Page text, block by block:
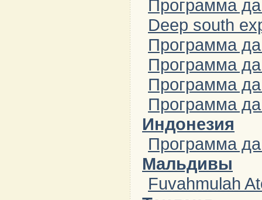
Программа
Deep south
Программа
Программа
Программа
Программа
Индонезия
Программа
Мальдивы
Fuvahmulah